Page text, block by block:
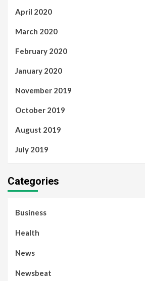
April 2020
March 2020
February 2020
January 2020
November 2019
October 2019
August 2019
July 2019
Categories
Business
Health
News
Newsbeat